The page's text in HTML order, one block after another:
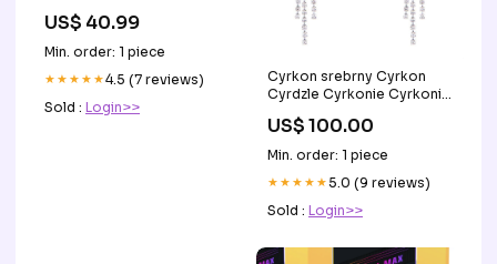
US$ 40.99
Min. order: 1 piece
★★★★★4.5 (7 reviews)
Sold : Login>>
Cyrkon srebrny Cyrkon
Cyrdzle Cyrkonie Cyrkonie
US$ 100.00
Min. order: 1 piece
★★★★★5.0 (9 reviews)
Sold : Login>>